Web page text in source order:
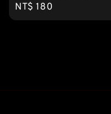
Regular
price
NT$ 180